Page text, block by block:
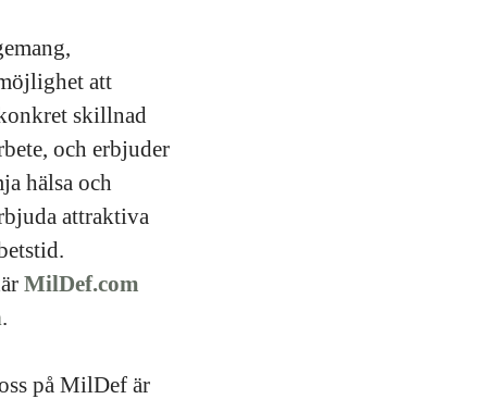
att
skillnad
och erbjuder
hälsa och
attraktiva
MilDef.com
.
på MilDef är